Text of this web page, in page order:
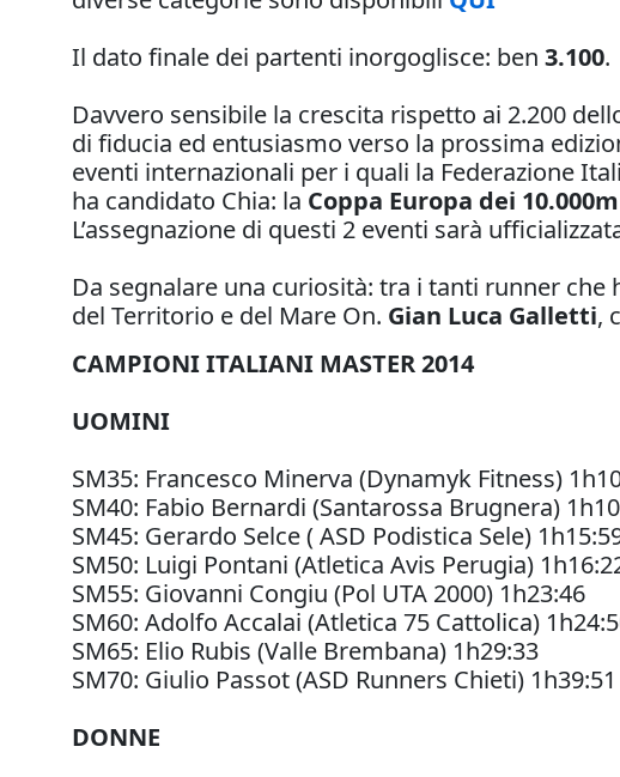
Il dato finale dei partenti inorgoglisce: ben 3.100.
Davvero sensibile la crescita rispetto ai 2.200
di fiducia ed entusiasmo verso la prossima
eventi internazionali per i quali la Federazione
ha candidato Chia: la Coppa Europa dei
L’assegnazione di questi 2 eventi sarà
Da segnalare una curiosità: tra i tanti runner
del Territorio e del Mare On. Gian Luca Galletti,
CAMPIONI ITALIANI MASTER 2014
UOMINI
SM35: Francesco Minerva (Dynamyk Fitness)
SM40: Fabio Bernardi (Santarossa Brugnera)
SM45: Gerardo Selce ( ASD Podistica Sele)
SM50: Luigi Pontani (Atletica Avis Perugia)
SM55: Giovanni Congiu (Pol UTA 2000) 1h23:46
SM60: Adolfo Accalai (Atletica 75 Cattolica)
SM65: Elio Rubis (Valle Brembana) 1h29:33
SM70: Giulio Passot (ASD Runners Chieti) 1h39:51
DONNE